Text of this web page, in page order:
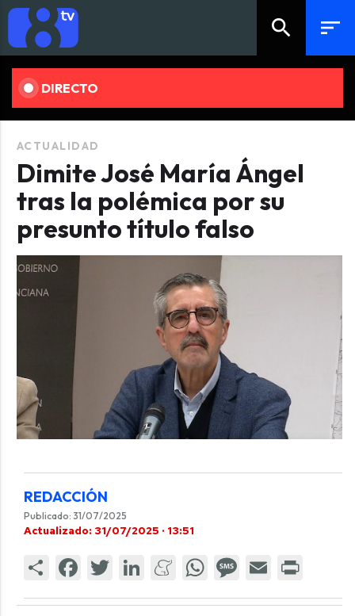
search sort
DIRECTO
ACTUALIDAD
Dimite José María Ángel
tras la polémica por su
presunto título falso
REDACCIÓN
Publicado: 31/07/2025
Actualizado: 31/07/2025 · 13:51